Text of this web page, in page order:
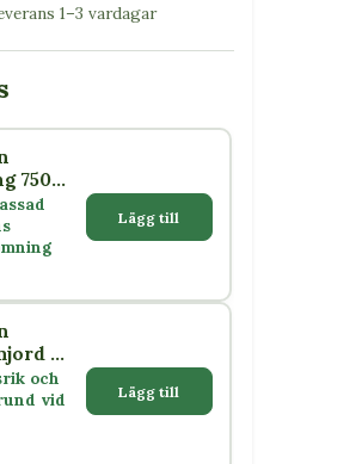
1–3 vardagar
750
Lägg till
4
och
vid
Lägg till